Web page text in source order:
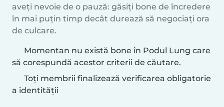
aveți nevoie de o pauză: găsiți bone de încredere
în mai puțin timp decât durează să negociați ora
de culcare.
Momentan nu există bone în Podul Lung care
să corespundă acestor criterii de căutare.
Toți membrii finalizează verificarea obligatorie
a identității